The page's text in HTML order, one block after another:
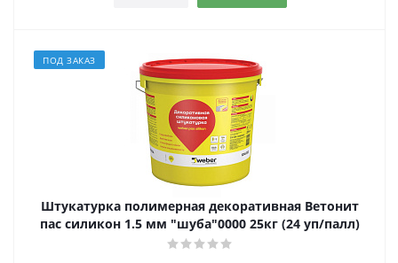
ПОД ЗАКАЗ
Штукатурка полимерная декоративная Ветонит
пас силикон 1.5 мм "шуба"0000 25кг (24 уп/палл)